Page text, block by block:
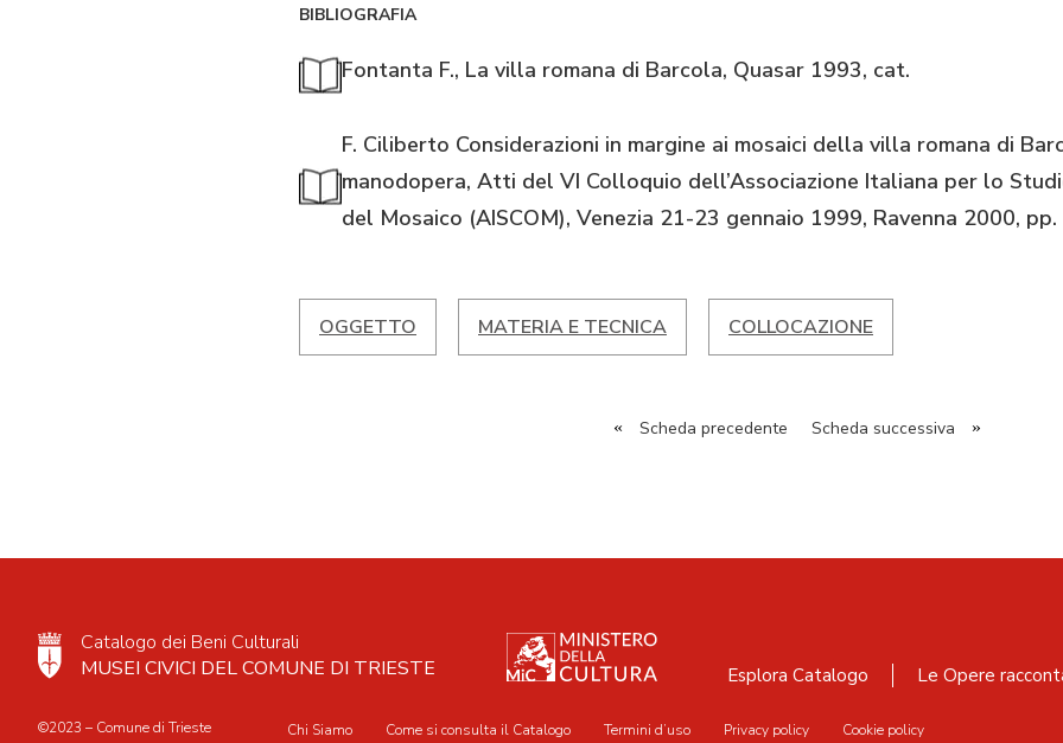
BIBLIOGRAFIA
Fontanta F., La villa romana di Barcola, Quasar 1993, cat.
F. Ciliberto Considerazioni in margine ai mosaici della villa romana di
manodopera, Atti del VI Colloquio dell’Associazione Italiana per lo
del Mosaico (AISCOM), Venezia 21-23 gennaio 1999, Ravenna 2000,
OGGETTO MATERIA E TECNICA COLLOCAZIONE
« Scheda precedente Scheda successiva »
Catalogo dei Beni Culturali
MUSEI CIVICI DEL COMUNE DI TRIESTE
Esplora Catalogo Le Opere
©2023 – Comune di Trieste Chi Siamo Come si consulta il Catalogo Termini d’uso Privacy policy Cookie policy